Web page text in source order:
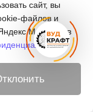
в Москве
сайт, вы
файлов и
в